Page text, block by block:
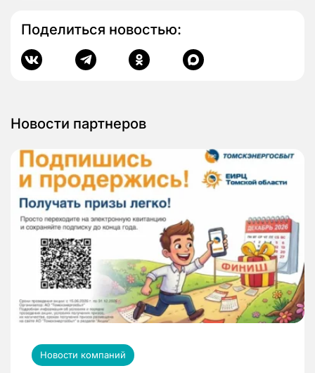
Поделиться новостью:
Новости партнеров
Новости компаний